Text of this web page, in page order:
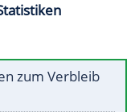
zum Verbleib